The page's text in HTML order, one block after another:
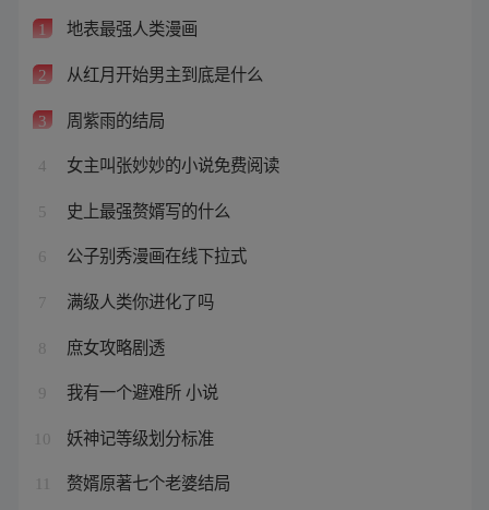
1 地表最强人类漫画
2 从红月开始男主到底是什么
3 周紫雨的结局
4 女主叫张妙妙的小说免费阅读
5 史上最强赘婿写的什么
6 公子别秀漫画在线下拉式
7 满级人类你进化了吗
8 庶女攻略剧透
9 我有一个避难所 小说
10 妖神记等级划分标准
赘婿原著七个老婆结局